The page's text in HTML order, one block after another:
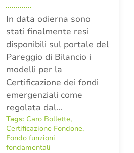
In data odierna sono
stati finalmente resi
disponibili sul portale del
Pareggio di Bilancio i
modelli per la
Certificazione dei fondi
emergenziali come
regolata dal…
Tags: Caro Bollette,
Certificazione Fondone,
Fondo funzioni
fondamentali